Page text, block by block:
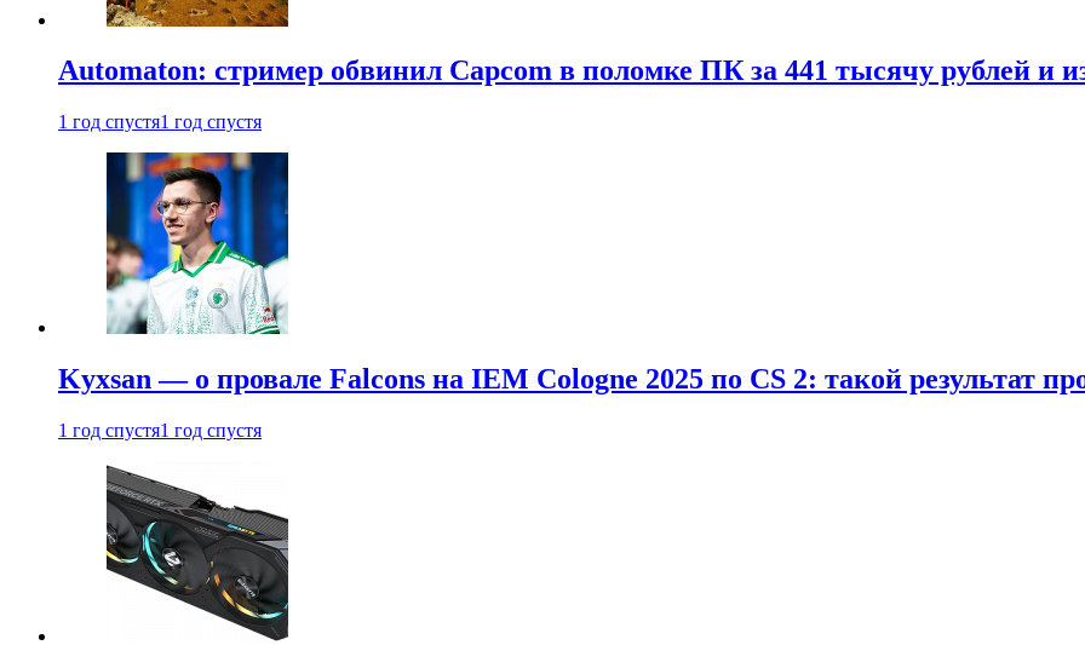
Automaton: стример обвинил Capcom в поломке ПК за 441 тысячу рублей и
1 год спустя1 год спустя
Kyxsan — о провале Falcons на IEM Cologne 2025 по CS 2: такой результат
1 год спустя1 год спустя